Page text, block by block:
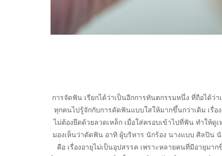
การจัดฟัน เรียกได้ว่าเป็นอีกการทันตกรรมหนึ่ง ที่ถือได้
ทุกคนไปรู้จักกับการดัดฟันแบบใสให้มากขึ้นกว่าเดิม เรื่
ไม่ต้องยึดด้วยลวดเหล็ก เมื่อใส่ครอบเข้าไปที่ฟัน ทำให้
มองเห็นว่าดัดฟัน อาทิ ผู้บริหาร นักร้อง นางแบบ ศิลปิน
คือ เรื่องอายุไม่เป็นอุปสรรค เพราะหลายคนที่มีอายุม